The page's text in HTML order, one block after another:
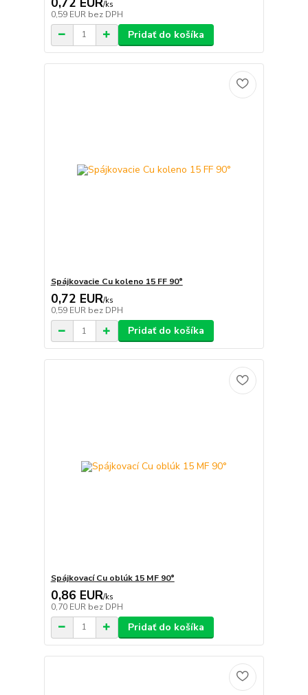
/ks
0,59 EUR bez DPH
Pridať do košíka
Spájkovacie Cu koleno 15 FF 90°
0,72 EUR/ks
0,59 EUR bez DPH
Pridať do košíka
Spájkovací Cu oblúk 15 MF 90°
0,86 EUR/ks
0,70 EUR bez DPH
Pridať do košíka